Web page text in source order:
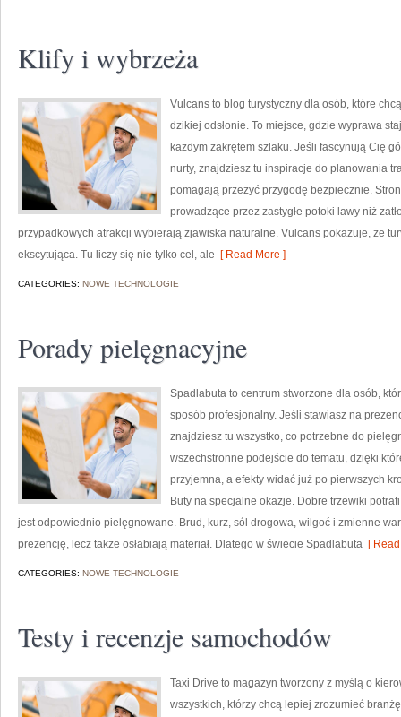
Klify i wybrzeża
Vulcans to blog turystyczny dla osób, które
dzikiej odsłonie. To miejsce, gdzie wyprawa
każdym zakrętem szlaku. Jeśli fascynują Cię
nurty, znajdziesz tu inspiracje do planowania
pomagają przeżyć przygodę bezpiecznie.
prowadzące przez zastygłe potoki lawy niż
przypadkowych atrakcji wybierają zjawiska naturalne. Vulcans pokazuje, że
ekscytująca. Tu liczy się nie tylko cel, ale [ Read More ]
CATEGORIES: NOWE TECHNOLOGIE
Porady pielęgnacyjne
Spadlabuta to centrum stworzone dla osób,
sposób profesjonalny. Jeśli stawiasz na
znajdziesz tu wszystko, co potrzebne do
wszechstronne podejście do tematu, dzięki
przyjemna, a efekty widać już po pierwszych
Buty na specjalne okazje. Dobre trzewiki
jest odpowiednio pielęgnowane. Brud, kurz, sól drogowa, wilgoć i zmienne
prezencję, lecz także osłabiają materiał. Dlatego w świecie Spadlabuta [
CATEGORIES: NOWE TECHNOLOGIE
Testy i recenzje samochodów
Taxi Drive to magazyn tworzony z myślą o
wszystkich, którzy chcą lepiej zrozumieć